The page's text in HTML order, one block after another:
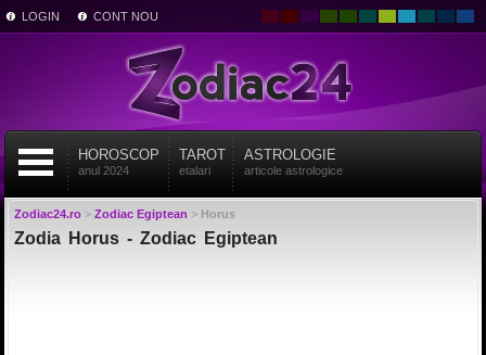
LOGIN CONT NOU
HOROSCOP
anul 2024
TAROT
etalari
ASTROLOGIE
articole astrologice
Zodiac24.ro> Zodiac Egiptean > Horus
Zodia Horus - Zodiac Egiptean